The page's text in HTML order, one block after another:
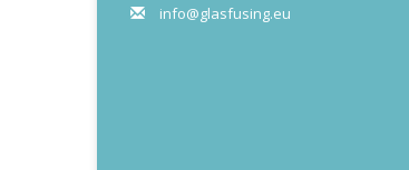
info@glasfusing.eu